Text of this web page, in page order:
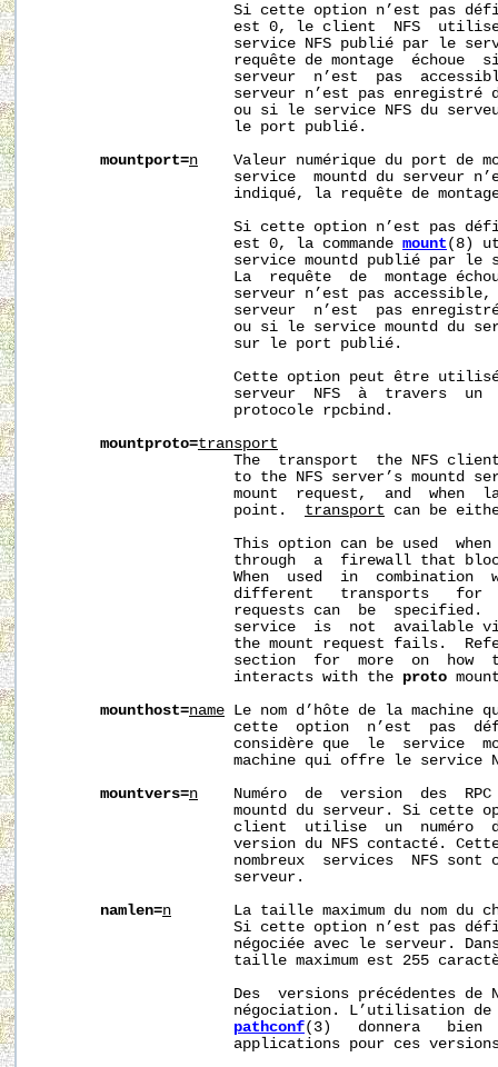
Si cette option n’est pas
est 0, le client  NFS
service NFS publié par le
requête de montage  échoue
serveur  n’est  pas
serveur n’est pas enregistré
ou si le service NFS du
                      le port publié.
mountport=n
Valeur numérique du port de
service  mountd du serveur
indiqué, la requête de
Si cette option n’est pas
                      est 0, la commande
mount (8)
service mountd publié par le
La  requête  de  montage
serveur n’est pas
serveur  n’est  pas
ou si le service mountd du
                      sur le port publié.
Cette option peut être
serveur  NFS  à  travers  un
                      protocole rpcbind.
mountproto=transport
The  transport  the NFS
to the NFS server’s mountd
mount  request,  and  when
                      point.
transport can be
This option can be used
through  a  firewall that
When  used  in
different   transports   for
requests can  be  specified.
service  is  not  available
the mount request fails.
section  for  more  on  how
                      interacts with the
proto
mounthost=name Le nom d’hôte de la
cette  option  n’est  pas
considère que  le  service
machine qui offre le service
mountvers=n
Numéro  de  version  des
mountd du serveur. Si cette
client  utilise  un  numéro
version du NFS contacté.
nombreux  services  NFS sont
                      serveur.
namlen=n
La taille maximum du nom du
Si cette option n’est pas
négociée avec le serveur.
taille maximum est 255
Des  versions précédentes de
négociation. L’utilisation
pathconf(3)   donnera   bien
applications pour ces